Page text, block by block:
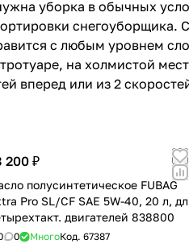
уборка в обычных
с любым уровнем
на холмистой
вперед или из 2
200 ₽
полусинтетическое FUBAG
Pro SL/CF SAE 5W-40, 20 л,
двигателей 838800
0 МногоКод.67387